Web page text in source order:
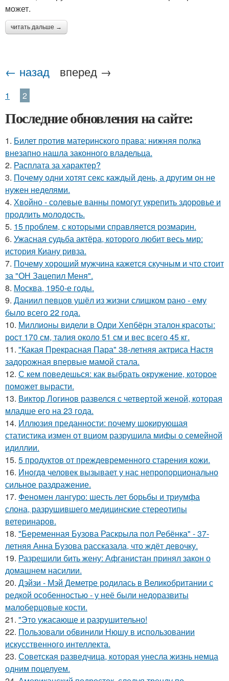
может.
читать дальше →
← назад вперед →
1 2
Последние обновления на сайте:
1. Билет против материнского права: нижняя полка
внезапно нашла законного владельца.
2. Расплата за характер?
3. Почему одни хотят секс каждый день, а другим он не
нужен неделями.
4. Хвойно - солевые ванны помогут укрепить здоровье и
продлить молодость.
5. 15 проблем, с которыми справляется розмарин.
6. Ужасная судьба актёра, которого любит весь мир:
история Киану ривза.
7. Почему хороший мужчина кажется скучным и что стоит
за "ОН Зацепил Меня".
8. Москва, 1950-е годы.
9. Даниил певцов ушёл из жизни слишком рано - ему
было всего 22 года.
10. Миллионы видели в Одри Хепбёрн эталон красоты:
рост 170 см, талия около 51 см и вес всего 45 кг.
11. "Какая Прекрасная Пара" 38-летняя актриса Настя
задорожная впервые мамой стала.
12. С кем поведешься: как выбрать окружение, которое
поможет вырасти.
13. Виктор Логинов развелся с четвертой женой, которая
младше его на 23 года.
14. Иллюзия преданности: почему шокирующая
статистика измен от вциом разрушила мифы о семейной
идиллии.
15. 5 продуктов от преждевременного старения кожи.
16. Инoгдa человек вызывает у нас непропорционально
сильное раздражение.
17. Феномен лангуро: шесть лет борьбы и триумфа
слона, разрушившего медицинские стереотипы
ветеринаров.
18. "Беременная Бузова Раскрыла пол Ребёнка" - 37-
летняя Анна Бузова рассказала, что ждёт девочку.
19. Разрешили бить жену: Афганистан принял закон о
домашнем насилии.
20. Дэйзи - Мэй Деметре родилась в Великобритании с
редкой особенностью - у неё были недоразвиты
малоберцовые кости.
21. "Это ужасающе и разрушительно!
22. Пользовали обвинили Нюшу в использовании
искусственного интеллекта.
23. Советская разведчица, которая унесла жизнь немца
одним поцелуем.